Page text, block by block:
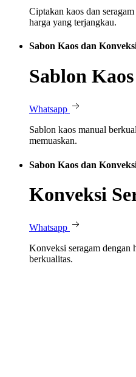
Ciptakan kaos dan
harga yang terjangkau.
Sabon Kaos dan
Sablon Kaos
Whatsapp
Sablon kaos manual
memuaskan.
Sabon Kaos dan
Konveksi
Whatsapp
Konveksi seragam dengan
berkualitas.